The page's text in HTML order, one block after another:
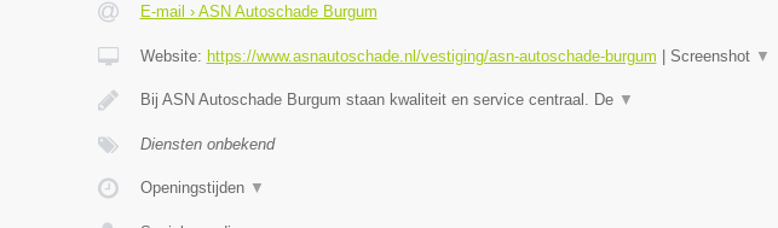
E-mail › ASN Autoschade Burgum
Website: https://www.asnautoschade.nl/vestiging/asn-autoschade-burgum Screenshot ▼
Bij ASN Autoschade Burgum staan kwaliteit en service centraal. De ▼
Diensten onbekend
Openingstijden ▼